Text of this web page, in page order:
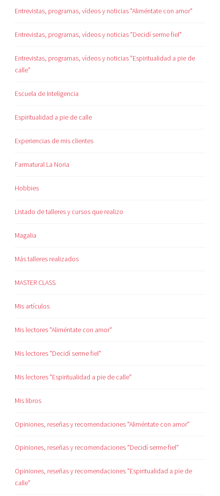
Entrevistas, programas, vídeos y noticias "Aliméntate con amor"
Entrevistas, programas, vídeos y noticias "Decidí serme fiel"
Entrevistas, programas, vídeos y noticias "Espiritualidad a pie de
calle"
Escuela de Inteligencia
Espiritualidad a pie de calle
Experiencias de mis clientes
Farmatural La Noria
Hobbies
Listado de talleres y cursos que realizo
Magalia
Más talleres realizados
MASTER CLASS
Mis artículos
Mis lectores "Aliméntate con amor"
Mis lectores "Decidí serme fiel"
Mis lectores "Espiritualidad a pie de calle"
Mis libros
Opiniones, reseñas y recomendaciones "Aliméntate con amor"
Opiniones, reseñas y recomendaciones "Decidí serme fiel"
Opiniones, reseñas y recomendaciones "Espiritualidad a pie de
calle"